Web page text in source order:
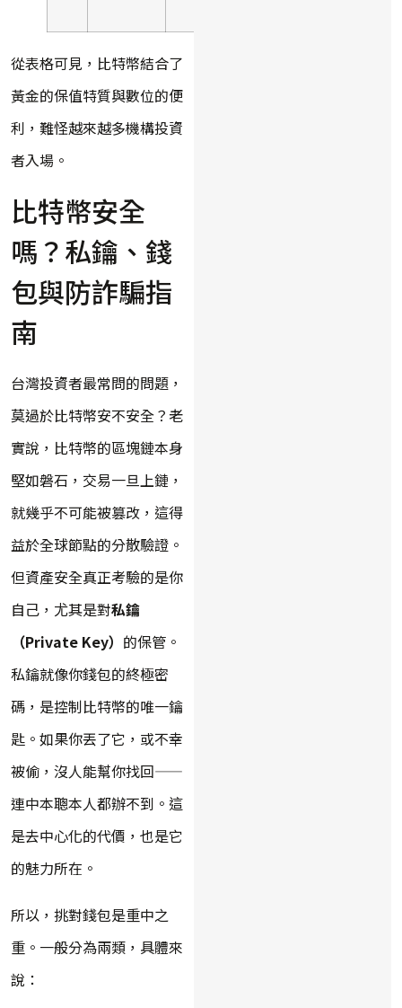
從表格可見，比特幣結合了
黃金的保值特質與數位的便
利，難怪越來越多機構投資
者入場。
比特幣安全
嗎？私鑰、錢
包與防詐騙指
南
台灣投資者最常問的問題，
莫過於比特幣安不安全？老
實說，比特幣的區塊鏈本身
堅如磐石，交易一旦上鏈，
就幾乎不可能被篡改，這得
益於全球節點的分散驗證。
但資產安全真正考驗的是你
自己，尤其是對私鑰
（Private Key） 的保管。
私鑰就像你錢包的終極密
碼，是控制比特幣的唯一鑰
匙。如果你丟了它，或不幸
被偷，沒人能幫你找回——
連中本聰本人都辦不到。這
是去中心化的代價，也是它
的魅力所在。
所以，挑對錢包是重中之
重。一般分為兩類，具體來
說：